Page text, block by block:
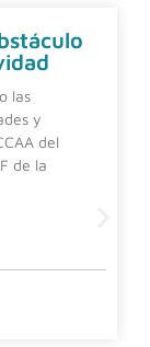
las
y
del
de la